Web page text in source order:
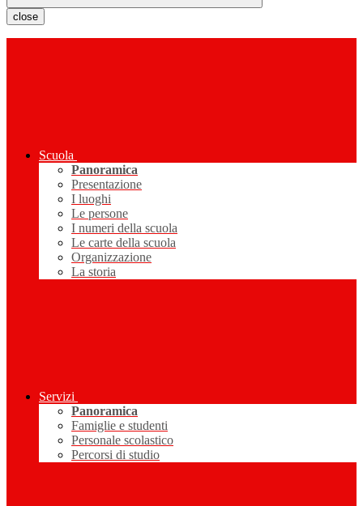
close
Scuola
Panoramica
Presentazione
I luoghi
Le persone
I numeri della scuola
Le carte della scuola
Organizzazione
La storia
Servizi
Panoramica
Famiglie e studenti
Personale scolastico
Percorsi di studio